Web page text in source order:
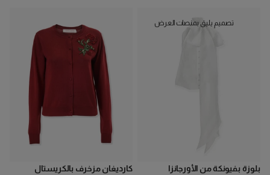
تصميم يليق بمنصات العرض
بلوزة بفيونكة من الأورجانزا
كارديغان مزخرف بالكريستال